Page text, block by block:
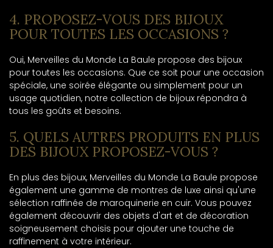
4. PROPOSEZ-VOUS DES BIJOUX
POUR TOUTES LES OCCASIONS ?
Oui, Merveilles du Monde La Baule propose des bijoux
pour toutes les occasions. Que ce soit pour une occasion
spéciale, une soirée élégante ou simplement pour un
usage quotidien, notre collection de bijoux répondra à
tous les goûts et besoins.
5. QUELS AUTRES PRODUITS EN PLUS
DES BIJOUX PROPOSEZ-VOUS ?
En plus des bijoux, Merveilles du Monde La Baule propose
également une gamme de montres de luxe ainsi qu'une
sélection raffinée de maroquinerie en cuir. Vous pouvez
également découvrir des objets d'art et de décoration
soigneusement choisis pour ajouter une touche de
raffinement à votre intérieur.